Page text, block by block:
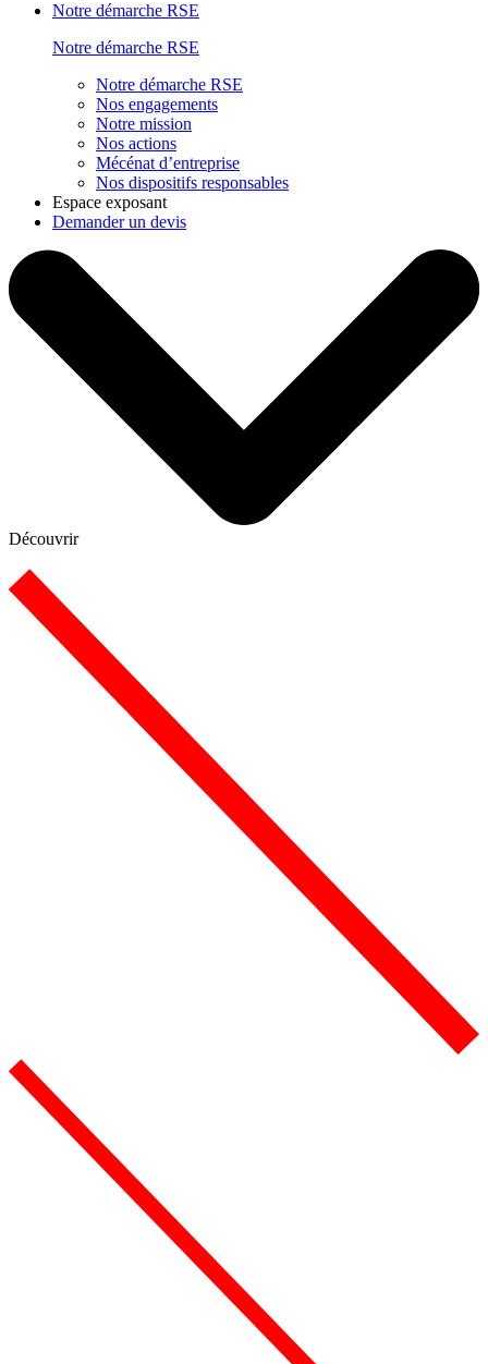
Notre démarche RSE
Notre démarche RSE
Notre démarche RSE
Nos engagements
Notre mission
Nos actions
Mécénat d’entreprise
Nos dispositifs responsables
Espace exposant
Demander un devis
Découvrir